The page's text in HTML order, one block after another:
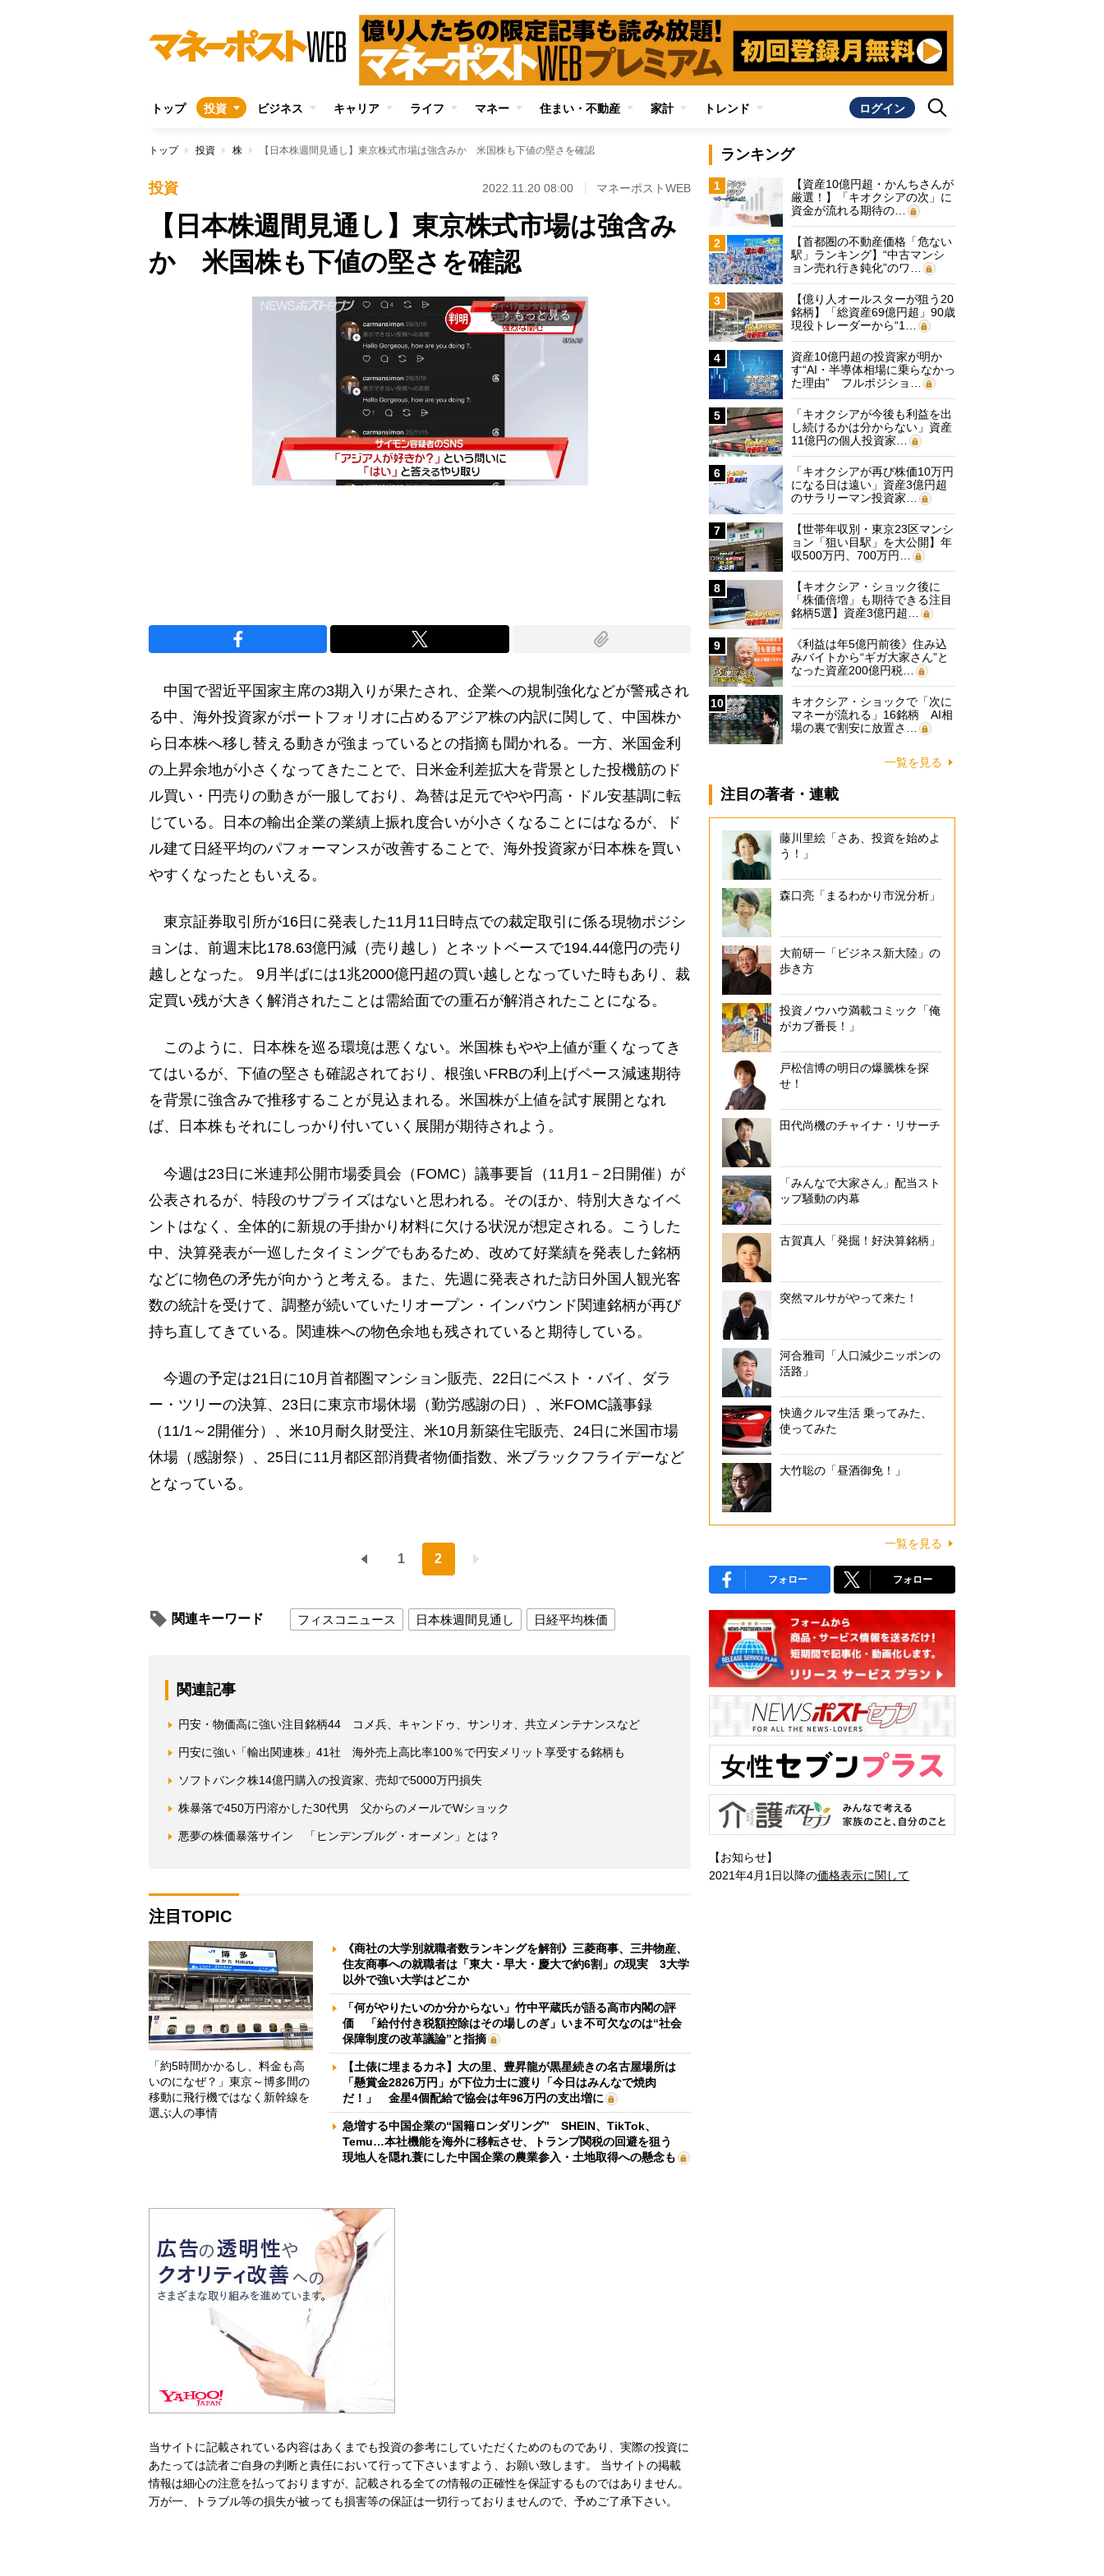
トップ 投資 ビジネス キャリア ライフ マネー 住まい・不動産 家計 トレンド ログイン
トップ 投資 株 【日本株週間見通し】東京株式市場は強含みか 米国株も下値の堅さを確認
投資 2022.11.20 08:00 マネーポストWEB
【日本株週間見通し】東京株式市場は強含み
か 米国株も下値の堅さを確認
arrow_forward_ios もっと見る
中国で習近平国家主席の3期入りが果たされ、企業への規制強化などが警戒され
る中、海外投資家がポートフォリオに占めるアジア株の内訳に関して、中国株か
ら日本株へ移し替える動きが強まっているとの指摘も聞かれる。一方、米国金利
の上昇余地が小さくなってきたことで、日米金利差拡大を背景とした投機筋のド
ル買い・円売りの動きが一服しており、為替は足元でやや円高・ドル安基調に転
じている。日本の輸出企業の業績上振れ度合いが小さくなることにはなるが、ド
ル建て日経平均のパフォーマンスが改善することで、海外投資家が日本株を買い
やすくなったともいえる。
東京証券取引所が16日に発表した11月11日時点での裁定取引に係る現物ポジシ
ョンは、前週末比178.63億円減（売り越し）とネットベースで194.44億円の売り
越しとなった。 9月半ばには1兆2000億円超の買い越しとなっていた時もあり、裁
定買い残が大きく解消されたことは需給面での重石が解消されたことになる。
このように、日本株を巡る環境は悪くない。米国株もやや上値が重くなってき
てはいるが、下値の堅さも確認されており、根強いFRBの利上げペース減速期待
を背景に強含みで推移することが見込まれる。米国株が上値を試す展開となれ
ば、日本株もそれにしっかり付いていく展開が期待されよう。
今週は23日に米連邦公開市場委員会（FOMC）議事要旨（11月1－2日開催）が
公表されるが、特段のサプライズはないと思われる。そのほか、特別大きなイベ
ントはなく、全体的に新規の手掛かり材料に欠ける状況が想定される。こうした
中、決算発表が一巡したタイミングでもあるため、改めて好業績を発表した銘柄
などに物色の矛先が向かうと考える。また、先週に発表された訪日外国人観光客
数の統計を受けて、調整が続いていたリオープン・インバウンド関連銘柄が再び
持ち直してきている。関連株への物色余地も残されていると期待している。
今週の予定は21日に10月首都圏マンション販売、22日にベスト・バイ、ダラ
ー・ツリーの決算、23日に東京市場休場（勤労感謝の日）、米FOMC議事録
（11/1～2開催分）、米10月耐久財受注、米10月新築住宅販売、24日に米国市場
休場（感謝祭）、25日に11月都区部消費者物価指数、米ブラックフライデーなど
となっている。
1 2
関連キーワード フィスコニュース 日本株週間見通し 日経平均株価
関連記事
円安・物価高に強い注目銘柄44 コメ兵、キャンドゥ、サンリオ、共立メンテナンスなど
円安に強い「輸出関連株」41社 海外売上高比率100％で円安メリット享受する銘柄も
ソフトバンク株14億円購入の投資家、売却で5000万円損失
株暴落で450万円溶かした30代男 父からのメールでWショック
悪夢の株価暴落サイン 「ヒンデンブルグ・オーメン」とは？
注目TOPIC
「約5時間かかるし、料金も高
いのになぜ？」東京～博多間の
移動に飛行機ではなく新幹線を
選ぶ人の事情
《商社の大学別就職者数ランキングを解剖》三菱商事、三井物産、
住友商事への就職者は「東大・早大・慶大で約6割」の現実 3大学
以外で強い大学はどこか
「何がやりたいのか分からない」竹中平蔵氏が語る高市内閣の評
価 「給付付き税額控除はその場しのぎ」いま不可欠なのは“社会
保障制度の改革議論”と指摘
【土俵に埋まるカネ】大の里、豊昇龍が黒星続きの名古屋場所は
「懸賞金2826万円」が下位力士に渡り「今日はみんなで焼肉
だ！」 金星4個配給で協会は年96万円の支出増に
急増する中国企業の“国籍ロンダリング” SHEIN、TikTok、
Temu…本社機能を海外に移転させ、トランプ関税の回避を狙う
現地人を隠れ蓑にした中国企業の農業参入・土地取得への懸念も
当サイトに記載されている内容はあくまでも投資の参考にしていただくためのものであり、実際の投資に
あたっては読者ご自身の判断と責任において行って下さいますよう、お願い致します。 当サイトの掲載
情報は細心の注意を払っておりますが、記載される全ての情報の正確性を保証するものではありません。
万が一、トラブル等の損失が被っても損害等の保証は一切行っておりませんので、予めご了承下さい。
ランキング
1
【資産10億円超・かんちさんが
厳選！】「キオクシアの次」に
資金が流れる期待の…
2
【首都圏の不動産価格「危ない
駅」ランキング】“中古マンシ
ョン売れ行き鈍化”のワ…
3
【億り人オールスターが狙う20
銘柄】「総資産69億円超」90歳
現役トレーダーから“1…
4
資産10億円超の投資家が明か
す“AI・半導体相場に乗らなかっ
た理由” フルポジショ…
5
「キオクシアが今後も利益を出
し続けるかは分からない」資産
11億円の個人投資家…
6
「キオクシアが再び株価10万円
になる日は遠い」資産3億円超
のサラリーマン投資家…
7
【世帯年収別・東京23区マンシ
ョン「狙い目駅」を大公開】年
収500万円、700万円…
8
【キオクシア・ショック後に
「株価倍増」も期待できる注目
銘柄5選】資産3億円超…
9
《利益は年5億円前後》住み込
みバイトから“ギガ大家さん”と
なった資産200億円税…
10
キオクシア・ショックで「次に
マネーが流れる」16銘柄 AI相
場の裏で割安に放置さ…
一覧を見る
注目の著者・連載
藤川里絵「さあ、投資を始めよ
う！」
森口亮「まるわかり市況分析」
大前研一「ビジネス新大陸」の
歩き方
投資ノウハウ満載コミック「俺
がカブ番長！」
戸松信博の明日の爆騰株を探
せ！
田代尚機のチャイナ・リサーチ
「みんなで大家さん」配当スト
ップ騒動の内幕
古賀真人「発掘！好決算銘柄」
突然マルサがやって来た！
河合雅司「人口減少ニッポンの
活路」
快適クルマ生活 乗ってみた、
使ってみた
大竹聡の「昼酒御免！」
一覧を見る
フォロー フォロー
【お知らせ】
2021年4月1日以降の価格表示に関して